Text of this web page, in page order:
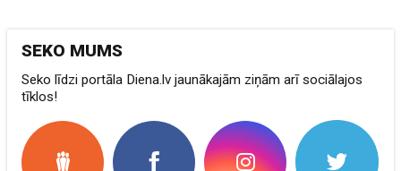
SEKO MUMS
Seko līdzi portāla Diena.lv jaunākajām ziņām arī sociālajos
tīklos!